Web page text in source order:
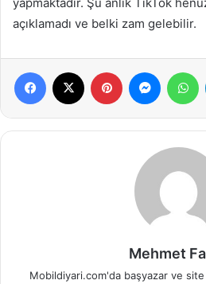
açıklamadı ve belki zam gelebilir.
Facebook Pinterest
Mehmet
Mobildiyari.com'da başyazar ve